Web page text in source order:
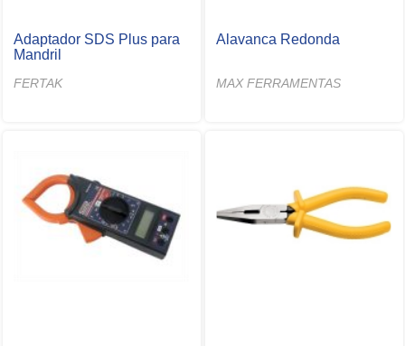
Adaptador SDS Plus para
Mandril
FERTAK
Alavanca Redonda
MAX FERRAMENTAS